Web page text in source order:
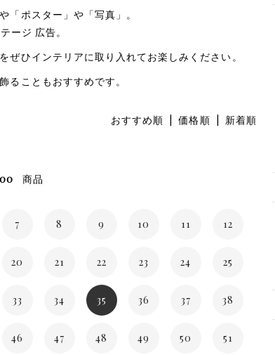
「ポスター」や「写真」。
ージ 広告。
ひインテリアに取り入れてお楽しみください。
ることもおすすめです。
おすすめ順 |価格順 | 新着順
商品
7 8 9 10 11 12
20 21 22 23 24 25
33 34 35 36 37 38
46 47 48 49 50 51